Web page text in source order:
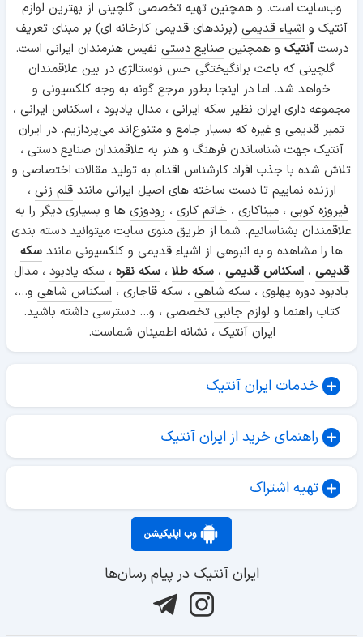
وب‌سایت است. و همچنین تهیه تخصصی گلچینی از بهترین لوازم
آنتیک و اشیاء قدیمی (برندهای قدیمی کارخانه ای) بر مبنای تعریف
درستآنتیک و همچنینصنایع دستی نفیس هنرمندان ایرانی است.
گلچینی که باعث برانگیختگی حس نوستالژی در بین علاقمندان
خواهد شد. اما در اینجا بطور مرجع گونه به وجه کلکسیونی و
مجموعه داری ایران نظیر سکه ایرانی ، مدال یادبود ، اسکناس ایرانی ،
تمبر قدیمی و غیره که بسیار جامع و متنوع‌اند می‌پردازیم. در ایران
آنتیک جهت شناساندن فرهنگ و هنر به علاقمندان صنایع دستی ،
تلاش شده با جذب افراد کارشناس اقدام به تولید مقالات اختصاصی و
ارزنده نماییم تا دست ساخته های اصیل ایرانی مانندقلم زنی ،
فیروزه کوبی ،میناکاری ، خاتم کاری ، رودوزی ها و بسیاری دیگر را به
علاقمندان بشناسانیم. شما از طریق منوی سایت میتوانید دسته بندی
ها را مشاهده و به انبوهی از اشیاء قدیمی و کلکسیونی مانند سکه
قدیمی ، اسکناس قدیمی ، سکه طلا ، سکه نقره ، سکه یادبود ، مدال
یادبود دوره پهلوی ، سکه شاهی ، سکه قاجاری ، اسکناس شاهی و...،
کتاب راهنما و لوازم جانبی تخصصی ، و... دسترسی داشته باشید.
ایران آنتیک ، نشانه اطمینان شماست.
خدمات ایران آنتیک
راهنمای خرید از ایران آنتیک
تهیه اشتراک
وب اپلیکیشن
ایران آنتیک در پیام رسان‌ها